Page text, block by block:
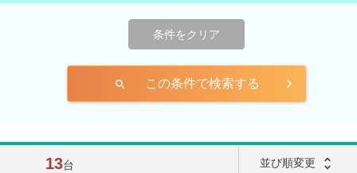
条件をクリア
search この条件で検索する
13台 並び順変更 unfold_more